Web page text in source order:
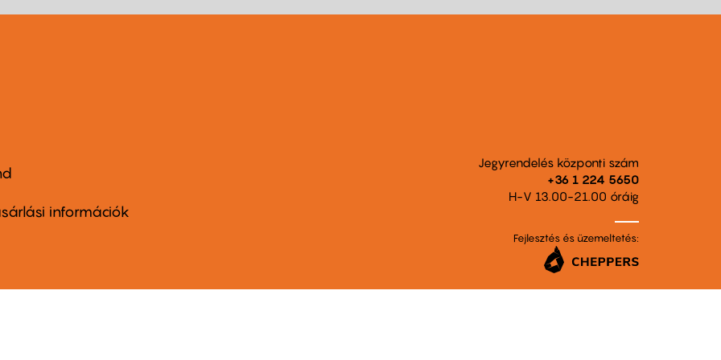
információk
Jegyrendelés központi szám
+36 1 224 5650
H-V 13.00-21.00 óráig
Fejlesztés és üzemeltetés: